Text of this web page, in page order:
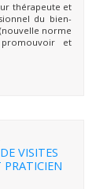
thérapeute et
du bien-
norme
et
VISITES